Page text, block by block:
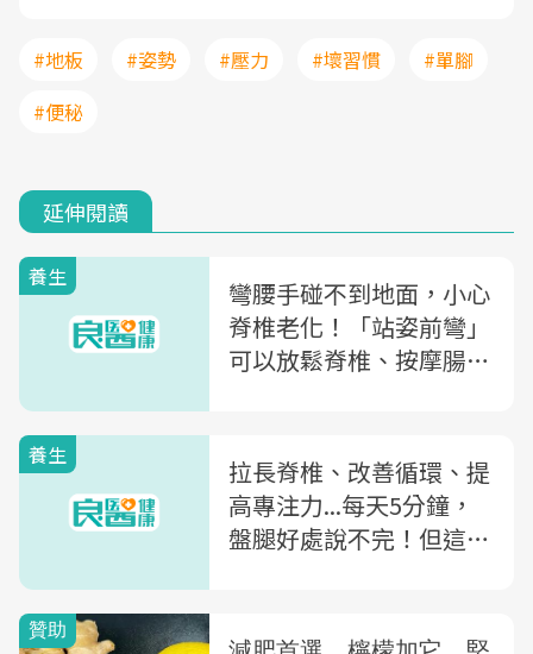
#地板 #姿勢 #壓力 #壞習慣
#單腳
#便秘
延伸閱讀
養生
彎腰手碰不到地面，小心
脊椎老化！「站姿前彎」
可以放鬆脊椎、按摩腸
養生
拉長脊椎、改善循環、提
高專注力...每天5分鐘，
盤腿好處說不完！但這4